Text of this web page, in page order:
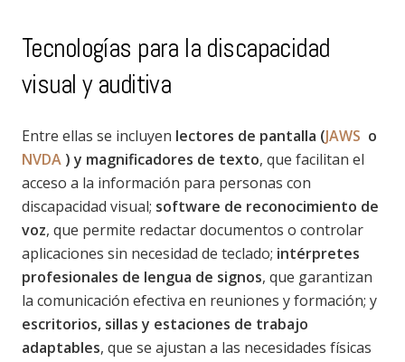
Tecnologías para la discapacidad
visual y auditiva
Entre ellas se incluyen lectores de pantalla (JAWS o
NVDA )y magnificadores de texto, que facilitan el
acceso a la información para personas con
discapacidad visual; software de reconocimiento de
voz, que permite redactar documentos o controlar
aplicaciones sin necesidad de teclado; intérpretes
profesionales de lengua de signos, que garantizan
la comunicación efectiva en reuniones y formación; y
escritorios, sillas y estaciones de trabajo
adaptables, que se ajustan a las necesidades físicas